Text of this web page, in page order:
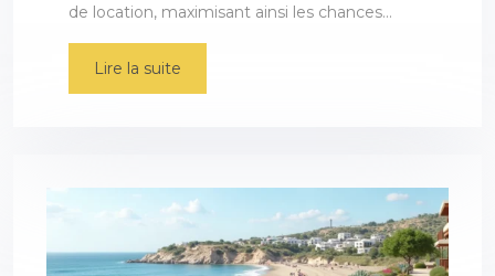
de location, maximisant ainsi les chances…
Lire la suite